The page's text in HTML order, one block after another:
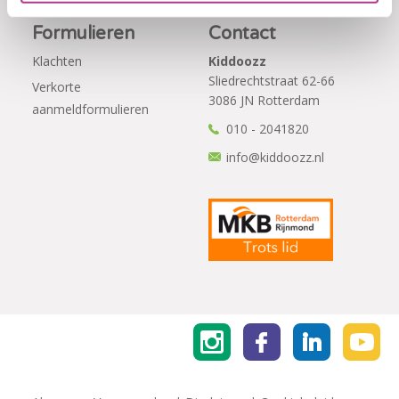
Formulieren
Klachten
Verkorte
aanmeldformulieren
Contact
Kiddoozz
Sliedrechtstraat 62-66
3086 JN Rotterdam
010 - 2041820
info@kiddoozz.nl